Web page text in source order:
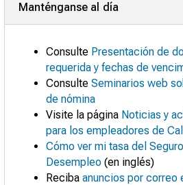
Manténganse al día
Consulte Presentación de
requerida y fechas de
ConsulteSeminarios web
de nómina
Visite la página Noticias y
para los empleadores de
Cómo ver mi tasa del
Desempleo (en inglés)
Recibaanuncios por correo